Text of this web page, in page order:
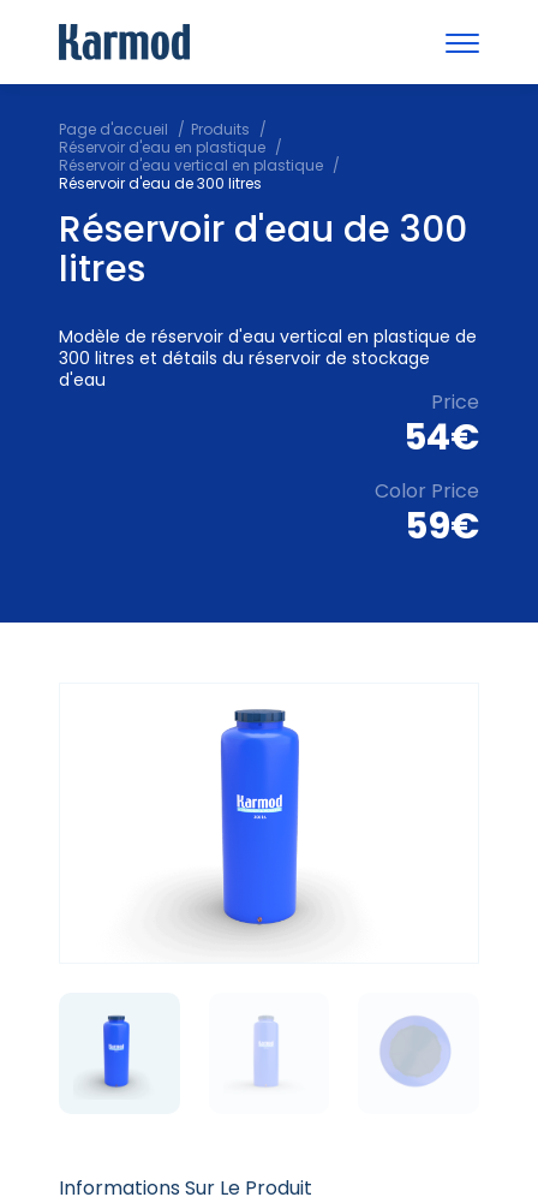
Page d'accueil
Produits
Réservoir d'eau en plastique
Réservoir d'eau vertical en plastique
Réservoir d'eau de 300 litres
Réservoir d'eau de 300
litres
Modèle de réservoir d'eau vertical en plastique de
300 litres et détails du réservoir de stockage
d'eau
Price
54€
Color Price
59€
Informations Sur Le Produit